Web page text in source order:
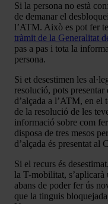
Si la persona no està
de demanar el
l’ATM. Això es pot fer
tràmit de la Generalitat
pas a pas i tota la
persona.
Si et desestimen les
resolució, pots
d’alçada a l’ATM, en el
de la resolució de les
informació sobre com
disposa de tres mesos
d’alçada és presentat al
Si el recurs és
la T-mobilitat,
abans de poder fer ús
que la tinguis